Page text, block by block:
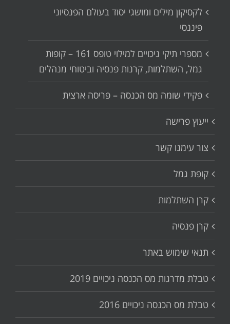
לקסיקון מילים ומושגי יסוד בעולם הפנסיוני
פיננסי
מספרי תיקי ניכויים למילוי טופס 161 – קופות
גמל, השתלמות, קרנות פנסיה וביטוחי מנהלים
פקידי שומה מס הכנסה – פריסה ארצית
ייעוץ פרישה
צור עימנו קשר
קופת גמל
קרן השתלמות
קרן פנסיה
תנאי שימוש באתר
טבלת מדרגות מס הכנסה ניכויים 2019
טבלת מס הכנסה ניכויים 2016